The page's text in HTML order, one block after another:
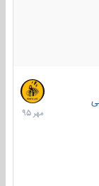
27
مهر
1395